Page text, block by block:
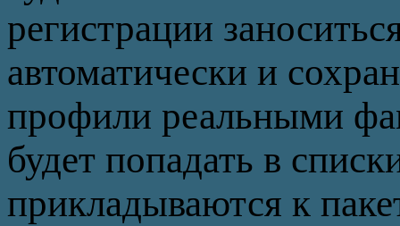
регистрации
автоматически и
профили реальными
будет попадать в
прикладываются к